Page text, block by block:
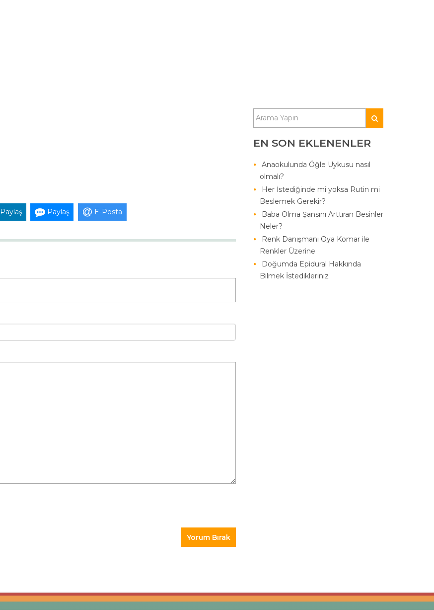
Paylaş Paylaş E-Posta
EN SON EKLENENLER
Anaokulunda Öğle Uykusu nasıl
olmalı?
Her İstediğinde mi yoksa Rutin mi
Beslemek Gerekir?
Baba Olma Şansını Arttıran Besinler
Neler?
Renk Danışmanı Oya Komar ile
Renkler Üzerine
Doğumda Epidural Hakkında
Bilmek İstedikleriniz